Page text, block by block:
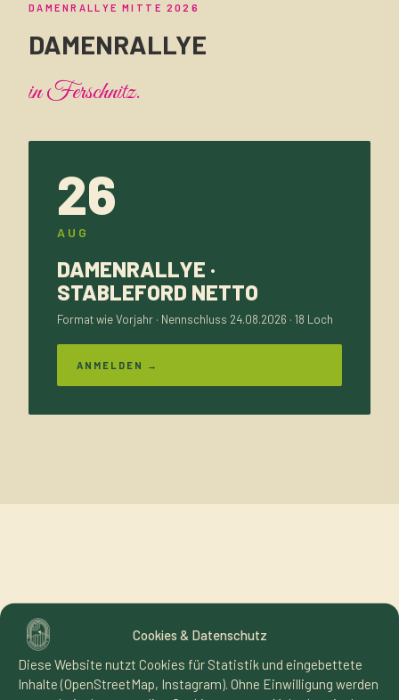
Cookies & Datenschutz
Diese Website nutzt Cookies für Statistik und eingebettete
Inhalte (OpenStreetMap, Instagram). Ohne Einwilligung werden
DAMENRALLYE MITTE 2026
DAMENRALLYE
in Ferschnitz.
26
AUG
DAMENRALLYE ·
STABLEFORD NETTO
Format wie Vorjahr · Nennschluss 24.08.2026 · 18 Loch
ANMELDEN →
DER PLATZ
IN ZAHLEN